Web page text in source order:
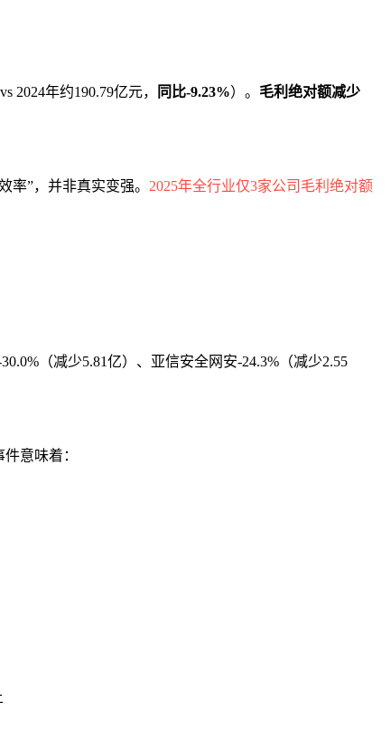
vs 2024年约190.79亿元， 同比-9.23%）。 毛利绝对额减少
”，并非真实变强。 2025年全行业仅3家公司毛利绝对额
（减少5.81亿）、亚信安全网安-24.3%（减少2.55
意味着：